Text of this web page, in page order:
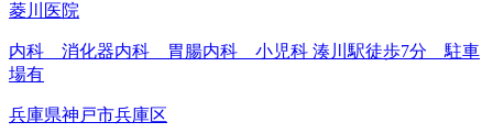
菱川医院
内科 消化器内科 胃腸内科 小児科 湊川駅徒歩7分 駐車
場有
兵庫県神戸市兵庫区